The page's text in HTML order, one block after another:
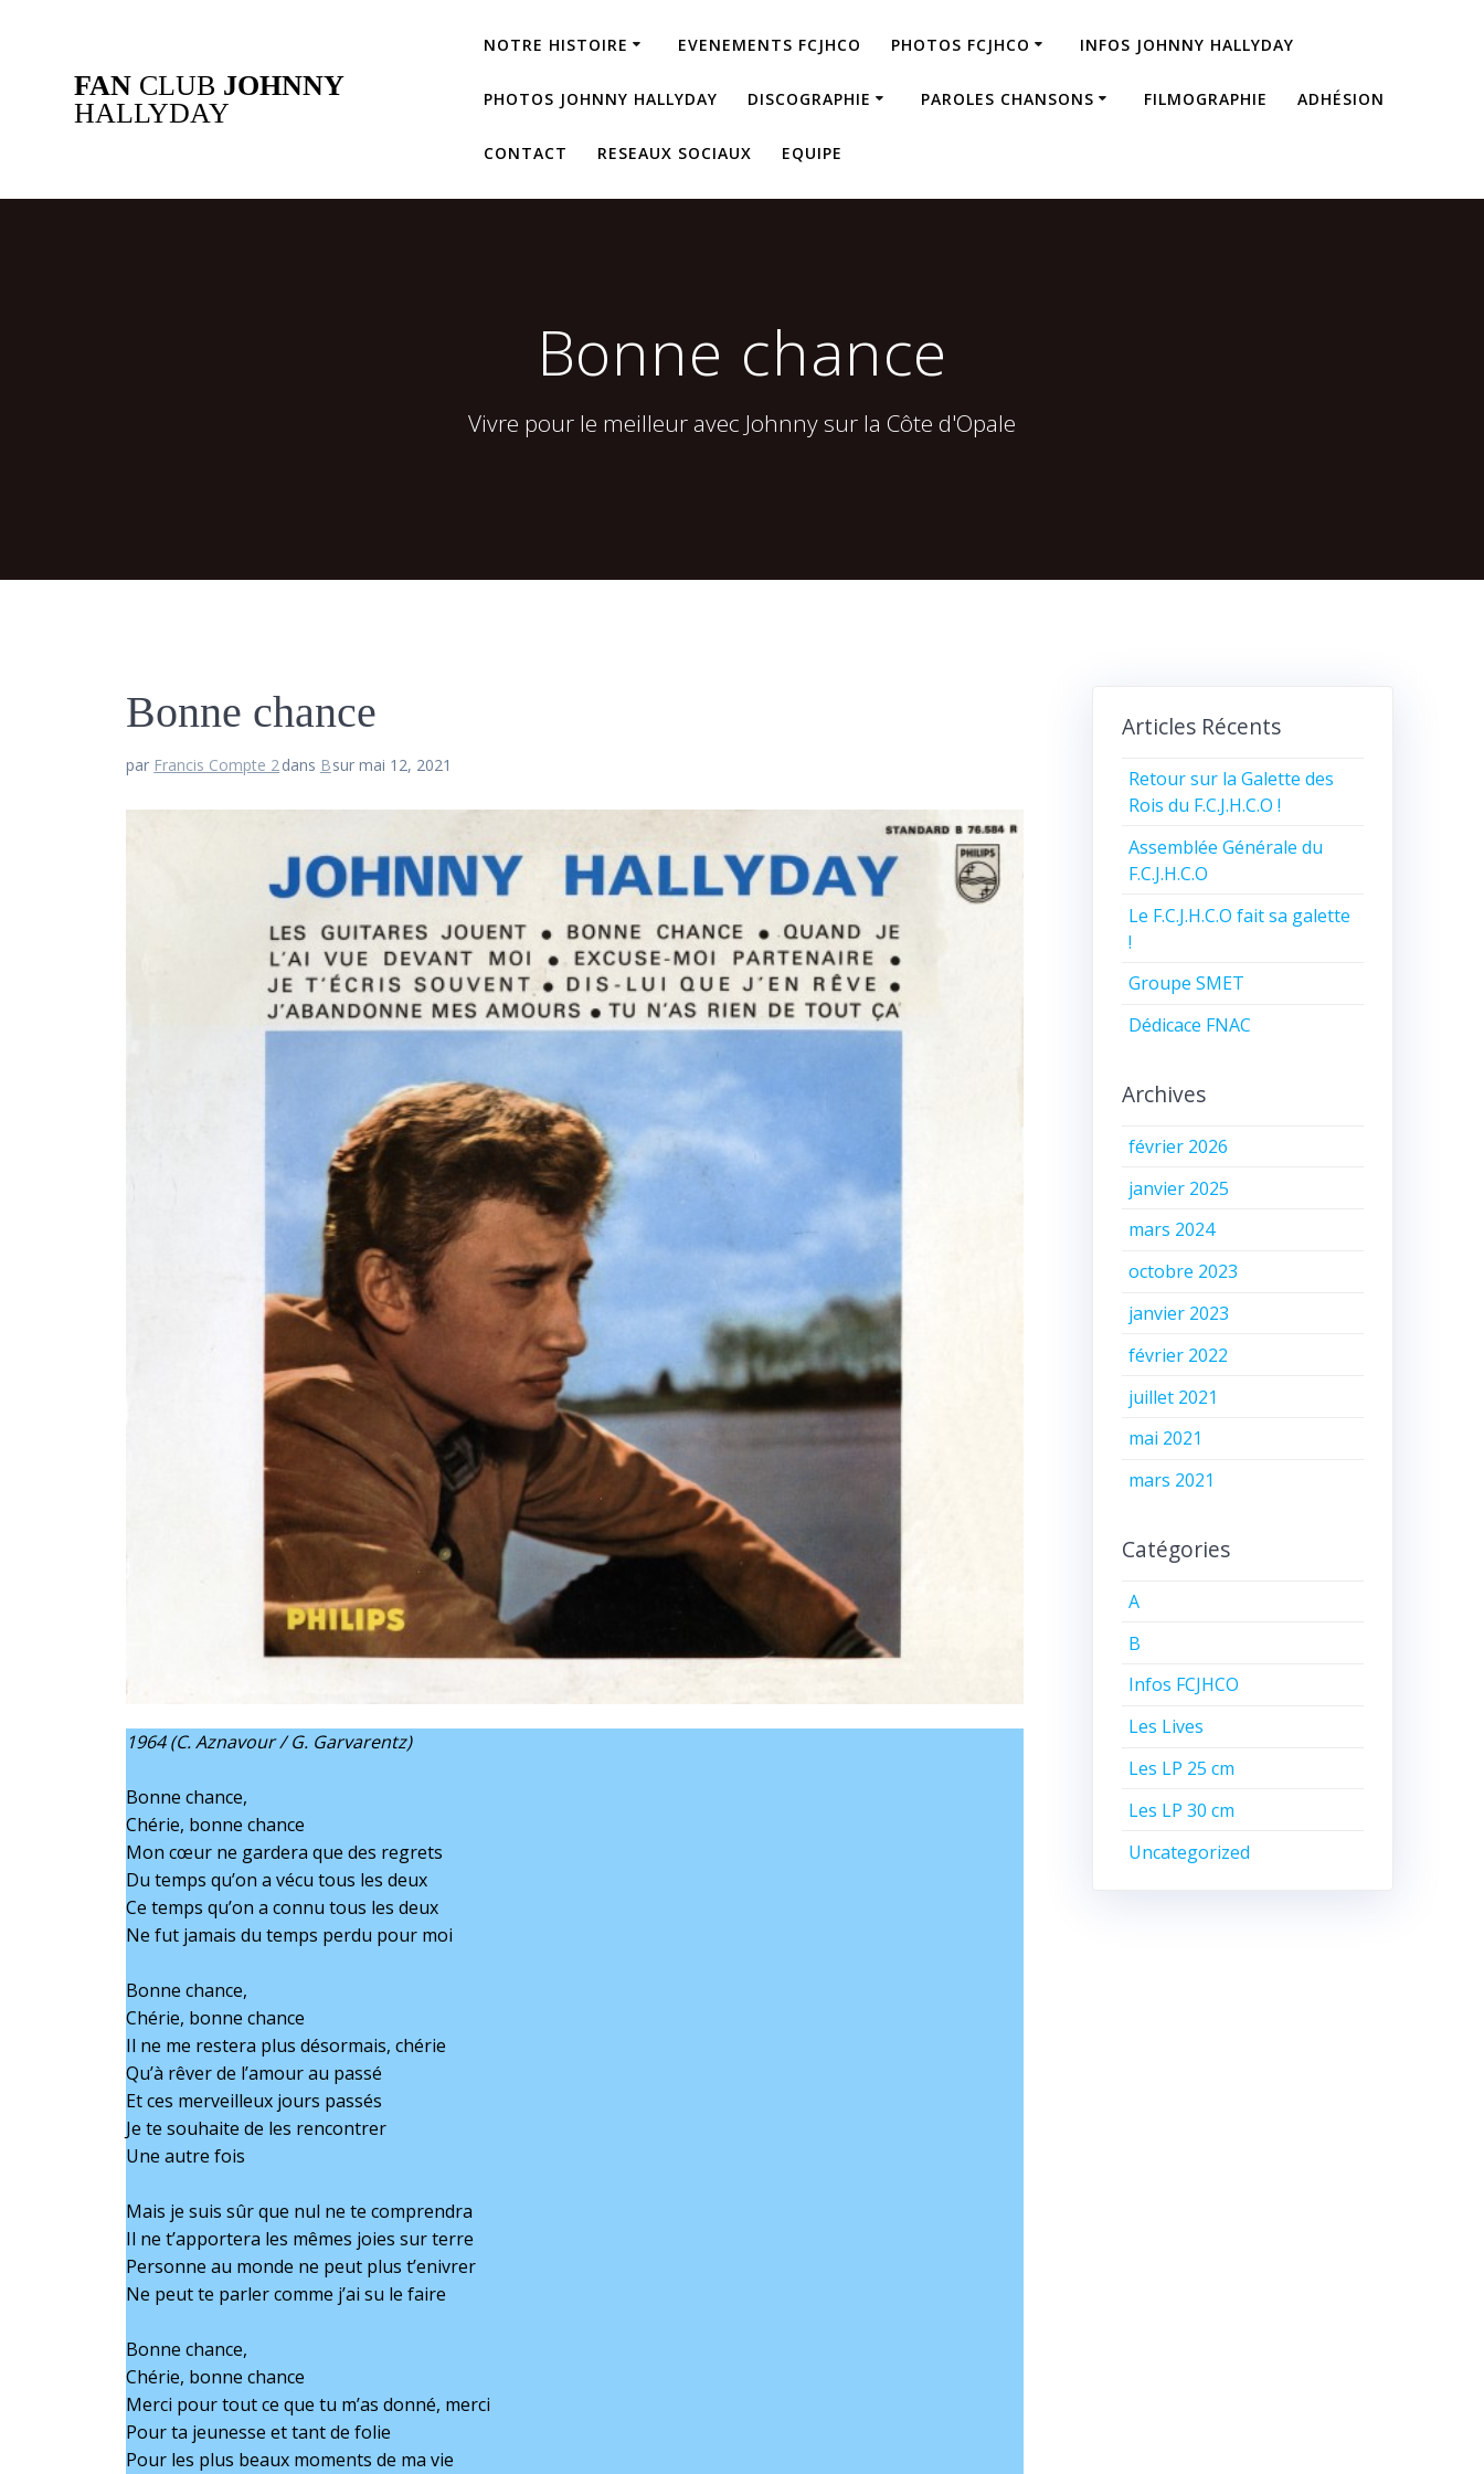
FAN CLUB JOHNNY
HALLYDAY
NOTRE HISTOIRE EVENEMENTS FCJHCO PHOTOS FCJHCO INFOS JOHNNY HALLYDAY
PHOTOS JOHNNY HALLYDAY DISCOGRAPHIE PAROLES CHANSONS FILMOGRAPHIE ADHÉSION
CONTACT RESEAUX SOCIAUX EQUIPE
Bonne chance
Vivre pour le meilleur avec Johnny sur la Côte d'Opale
Bonne chance
par Francis Compte 2 dans Bsur mai 12, 2021
1964 (C. Aznavour / G. Garvarentz)
Bonne chance,
Chérie, bonne chance
Mon cœur ne gardera que des regrets
Du temps qu’on a vécu tous les deux
Ce temps qu’on a connu tous les deux
Ne fut jamais du temps perdu pour moi
Bonne chance,
Chérie, bonne chance
Il ne me restera plus désormais, chérie
Qu’à rêver de l’amour au passé
Et ces merveilleux jours passés
Je te souhaite de les rencontrer
Une autre fois
Mais je suis sûr que nul ne te comprendra
Il ne t’apportera les mêmes joies sur terre
Personne au monde ne peut plus t’enivrer
Ne peut te parler comme j’ai su le faire
Bonne chance,
Chérie, bonne chance
Merci pour tout ce que tu m’as donné, merci
Pour ta jeunesse et tant de folie
Pour les plus beaux moments de ma vie
Articles Récents
Retour sur la Galette des
Rois du F.C.J.H.C.O !
Assemblée Générale du
F.C.J.H.C.O
Le F.C.J.H.C.O fait sa galette
!
Groupe SMET
Dédicace FNAC
Archives
février 2026
janvier 2025
mars 2024
octobre 2023
janvier 2023
février 2022
juillet 2021
mai 2021
mars 2021
Catégories
A
B
Infos FCJHCO
Les Lives
Les LP 25 cm
Les LP 30 cm
Uncategorized